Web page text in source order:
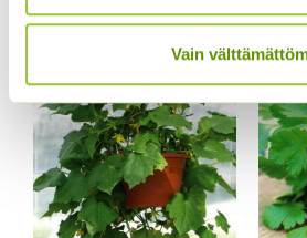
Vain
2,50 €
25,00 €
arvonlisäveron